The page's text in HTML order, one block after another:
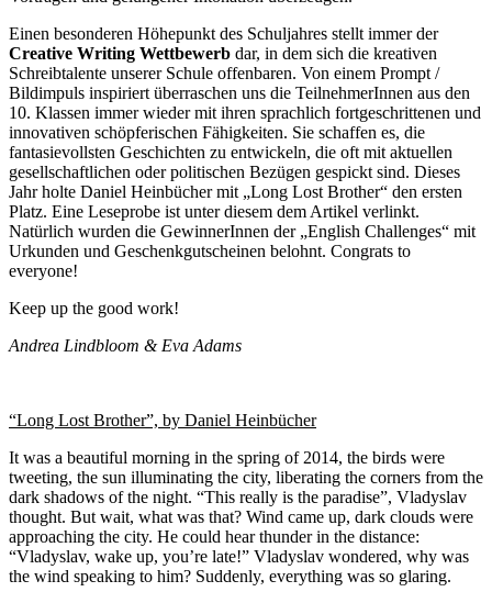
Einen besonderen Höhepunkt des Schuljahres stellt immer der
Creative Writing Wettbewerb dar, in dem sich die kreativen
Schreibtalente unserer Schule offenbaren. Von einem Prompt /
Bildimpuls inspiriert überraschen uns die TeilnehmerInnen aus den
10. Klassen immer wieder mit ihren sprachlich fortgeschrittenen und
innovativen schöpferischen Fähigkeiten. Sie schaffen es, die
fantasievollsten Geschichten zu entwickeln, die oft mit aktuellen
gesellschaftlichen oder politischen Bezügen gespickt sind. Dieses
Jahr holte Daniel Heinbücher mit „Long Lost Brother“ den ersten
Platz. Eine Leseprobe ist unter diesem dem Artikel verlinkt.
Natürlich wurden die GewinnerInnen der „English Challenges“ mit
Urkunden und Geschenkgutscheinen belohnt. Congrats to
everyone!
Keep up the good work!
Andrea Lindbloom & Eva Adams
“Long Lost Brother”, by Daniel Heinbücher
It was a beautiful morning in the spring of 2014, the birds were
tweeting, the sun illuminating the city, liberating the corners from the
dark shadows of the night. “This really is the paradise”, Vladyslav
thought. But wait, what was that? Wind came up, dark clouds were
approaching the city. He could hear thunder in the distance:
“Vladyslav, wake up, you’re late!” Vladyslav wondered, why was
the wind speaking to him? Suddenly, everything was so glaring.